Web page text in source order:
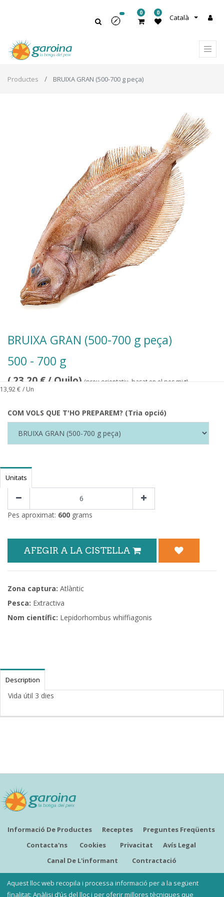
Català
0 0
Productes BRUIXA GRAN (500-700 g peça)
BRUIXA GRAN (500-700 g peça)
500 - 700 g
(23,20 € / Quilo)
13,92€ / Un
(preu orientatiu, basat en el pes mig)
COM VOLS QUE T'HO PREPAREM? (Tria opció)
Unitats
Pes aproximat: 600 grams
AFEGIR A LA CISTELLA
Zona captura: Atlàntic
Pesca: Extractiva
Nom científic: Lepidorhombus whiffiagonis
Description
Vida útil 3 dies
Informació De Productes Receptes
Preguntes Freqüents
Contacta'ns
Cookies Privacitat
Avís Legal
Canal De L'informant
Contractació
Aquest lloc web recopila i processa informació per a la següent
finalitat: Anàlisi d’ús del lloc i per oferir millores tècniques que